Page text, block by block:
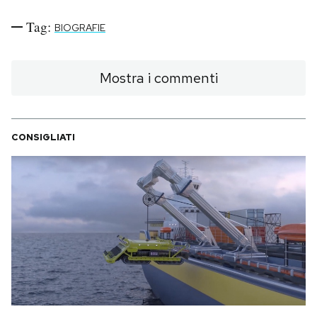
AREA PERSONALE
Hai bisogno di aiuto?
Esci
Tag: BIOGRAFIE
Mostra i commenti
CONSIGLIATI